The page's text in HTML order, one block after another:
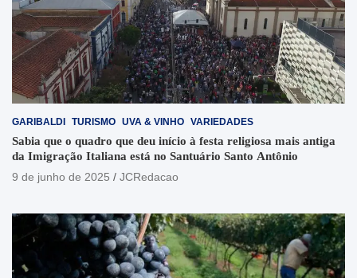
GARIBALDI TURISMO UVA & VINHO VARIEDADES
Sabia que o quadro que deu início à festa religiosa mais antiga
da Imigração Italiana está no Santuário Santo Antônio
9 de junho de 2025
JCRedacao